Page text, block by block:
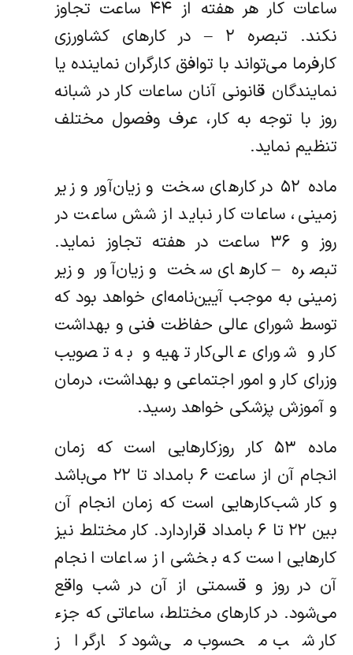
ساعات کار هر هفته از ۴۴ ساعت تجاوز
نکند. ‌تبصره ۲ – در کارهای کشاورزی
کارفرما می‌تواند با توافق کارگران نماینده یا
نمایندگان قانونی آنان ساعات کار در شبانه
روز با توجه به کار، عرف و‌فصول مختلف
تنظیم نماید.
ماده ۵۲ در کارهای سخت و زیان‌آور و زیر
زمینی، ساعات کار نباید از شش ساعت در
روز و ۳۶ ساعت در هفته تجاوز نماید.
‌تبصره – کارهای سخت و زیان‌آور و زیر
زمینی به موجب آیین‌نامه‌ای خواهد بود که
توسط شورای عالی حفاظت فنی و بهداشت
کار و شورای عالی‌کار تهیه و به تصویب
وزرای کار و امور اجتماعی و بهداشت، درمان
و آموزش پزشکی خواهد رسید.
ماده ۵۳ کار روزکارهایی است که زمان
انجام آن از ساعت ۶ بامداد تا ۲۲ می‌باشد
و کار شب‌کارهایی است که زمان انجام آن
بین ۲۲ تا ۶ بامداد قرار‌دارد. ‌کار مختلط نیز
کارهایی است که بخشی از ساعات انجام
آن در روز و قسمتی از آن در شب واقع
می‌شود. ‌در کارهای مختلط، ساعاتی که جزء
کار شب محسوب می‌شود کارگر از